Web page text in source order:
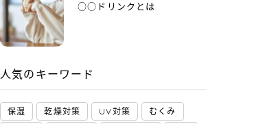
○○ドリンクとは
人気のキーワード
保湿 乾燥対策 UV対策
むくみ